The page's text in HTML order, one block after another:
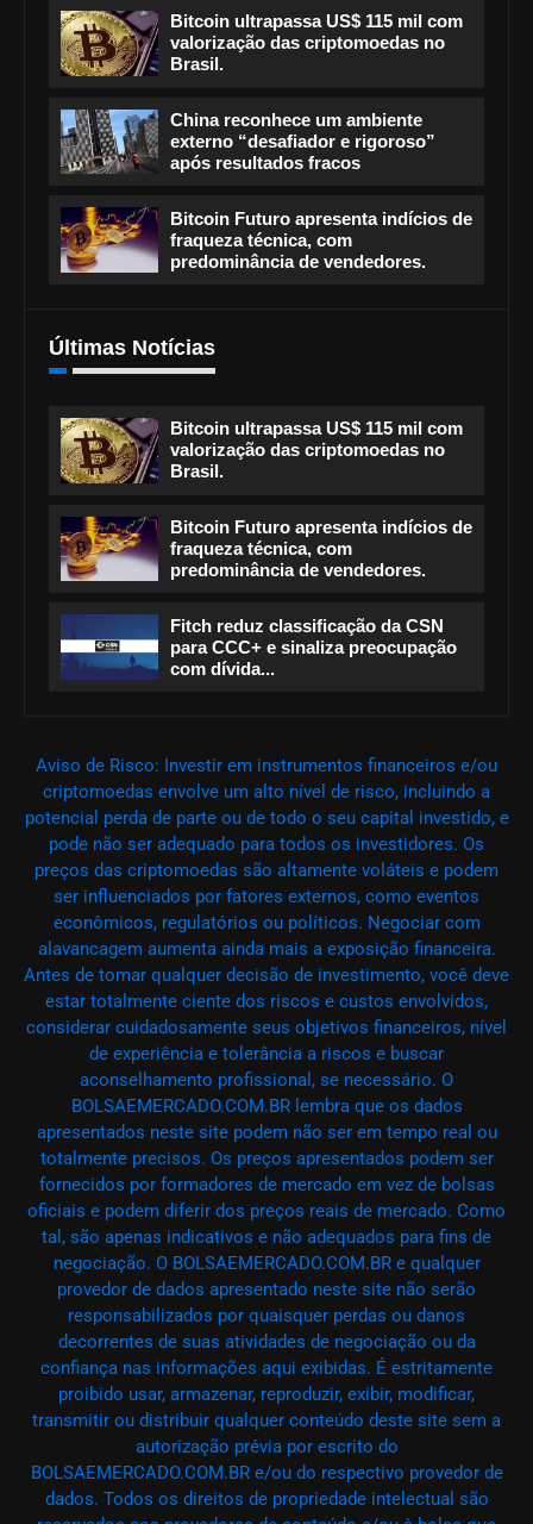
Bitcoin ultrapassa US$ 115 mil com
valorização das criptomoedas no
Brasil.
China reconhece um ambiente
externo “desafiador e rigoroso”
após resultados fracos
Bitcoin Futuro apresenta indícios de
fraqueza técnica, com
predominância de vendedores.
Últimas Notícias
Bitcoin ultrapassa US$ 115 mil com
valorização das criptomoedas no
Brasil.
Bitcoin Futuro apresenta indícios de
fraqueza técnica, com
predominância de vendedores.
Fitch reduz classificação da CSN
para CCC+ e sinaliza preocupação
com dívida...
Aviso de Risco: Investir em instrumentos financeiros e/ou
criptomoedas envolve um alto nível de risco, incluindo a
potencial perda de parte ou de todo o seu capital investido, e
pode não ser adequado para todos os investidores. Os
preços das criptomoedas são altamente voláteis e podem
ser influenciados por fatores externos, como eventos
econômicos, regulatórios ou políticos. Negociar com
alavancagem aumenta ainda mais a exposição financeira.
Antes de tomar qualquer decisão de investimento, você deve
estar totalmente ciente dos riscos e custos envolvidos,
considerar cuidadosamente seus objetivos financeiros, nível
de experiência e tolerância a riscos e buscar
aconselhamento profissional, se necessário. O
BOLSAEMERCADO.COM.BR lembra que os dados
apresentados neste site podem não ser em tempo real ou
totalmente precisos. Os preços apresentados podem ser
fornecidos por formadores de mercado em vez de bolsas
oficiais e podem diferir dos preços reais de mercado. Como
tal, são apenas indicativos e não adequados para fins de
negociação. O BOLSAEMERCADO.COM.BR e qualquer
provedor de dados apresentado neste site não serão
responsabilizados por quaisquer perdas ou danos
decorrentes de suas atividades de negociação ou da
confiança nas informações aqui exibidas. É estritamente
proibido usar, armazenar, reproduzir, exibir, modificar,
transmitir ou distribuir qualquer conteúdo deste site sem a
autorização prévia por escrito do
BOLSAEMERCADO.COM.BR e/ou do respectivo provedor de
dados. Todos os direitos de propriedade intelectual são